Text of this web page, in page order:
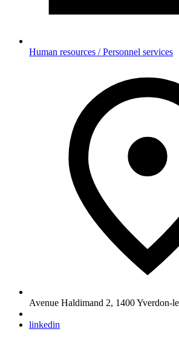
Human resources / Personnel services
Avenue Haldimand 2, 1400Yverdon-
linkedin